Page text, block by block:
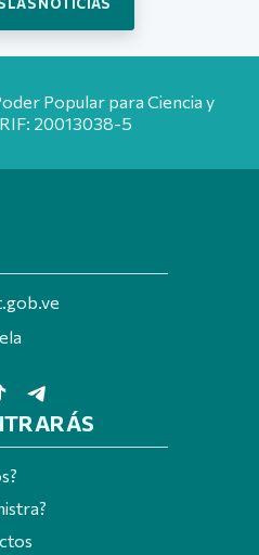
Popular para Ciencia y
20013038-5